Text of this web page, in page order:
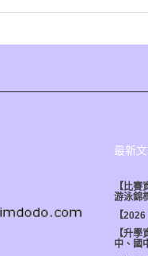
最新
【比
游泳錦
【
【升
中、國